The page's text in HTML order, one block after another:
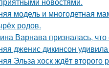
модель и многодетная
родов.
Варнава призналась,
дженис дикинсон
Эльза хоск ждёт второго